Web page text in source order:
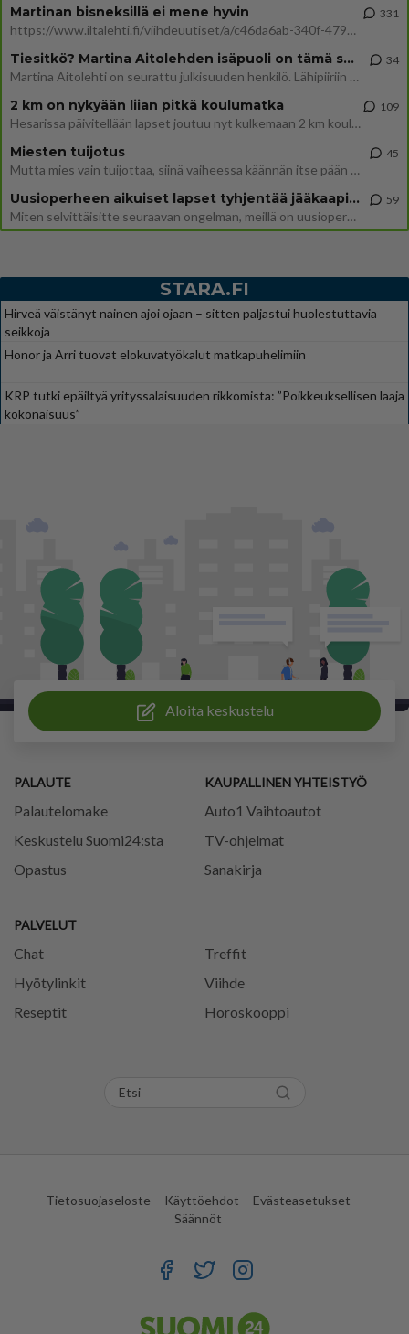
Martinan bisneksillä ei mene hyvin
https://www.iltalehti.fi/viihdeuutiset/a/c46da6ab-340f-4790-aaa7-0865eed2336 Yrityksen konkurssihakemus on tullut kärä
331
Tiesitkö? Martina Aitolehden isäpuoli on tämä suosittu laulaja
Martina Aitolehti on seurattu julkisuuden henkilö. Lähipiiriin mahtuu muitakin tunnettuja henkilöitä. Tiesitkö, että Ma
34
2 km on nykyään liian pitkä koulumatka
Hesarissa päivitellään lapset joutuu nyt kulkemaan 2 km kouluun jösses. Ruostefillarilla tuo matka menee vaikka miten äk
109
Miesten tuijotus
Mutta mies vain tuijottaa, siinä vaiheessa käännän itse pään pois. Mikä juttu? Yleensä jos joku tuijottaa tai katsoo, hä
45
Uusioperheen aikuiset lapset tyhjentää jääkaapin käydessään
Miten selvittäisitte seuraavan ongelman, meillä on uusioperhe, minulla teini-ikäiset lapset ja puolisolla aikuiset, jotk
59
STARA.FI
Hirveä väistänyt nainen ajoi ojaan – sitten paljastui huolestuttavia
seikkoja
Honor ja Arri tuovat elokuvatyökalut matkapuhelimiin
KRP tutki epäiltyä yrityssalaisuuden rikkomista: ”Poikkeuksellisen laaja
kokonaisuus”
Aloita keskustelu
PALAUTE
Palautelomake
Keskustelu Suomi24:sta
Opastus
PALVELUT
Chat
Treffit
Hyötylinkit
Viihde
Reseptit
Horoskooppi
KAUPALLINEN YHTEISTYÖ
Auto1 Vaihtoautot
TV-ohjelmat
Sanakirja
Tietosuojaseloste Käyttöehdot
Evästeasetukset
Säännöt